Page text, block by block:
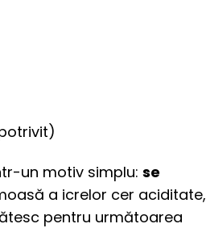
un motiv simplu:se
a icrelor cer aciditate,
pentru următoarea